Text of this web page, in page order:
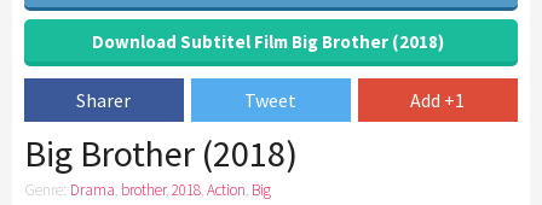
Download Subtitel Film Big Brother (2018)
Sharer Tweet Add +1
Big Brother (2018)
Genre: Drama, brother,2018,Action, Big